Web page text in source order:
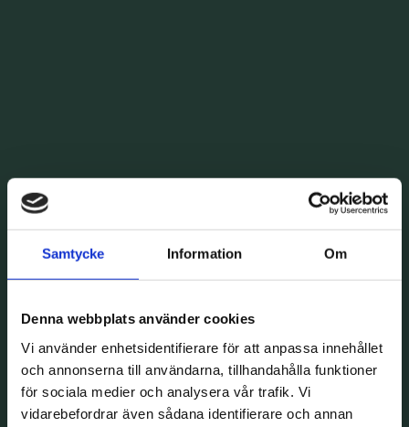
Samtycke Information Om
Denna webbplats använder cookies
Vi använder enhetsidentifierare för att anpassa innehållet
och annonserna till användarna, tillhandahålla funktioner
för sociala medier och analysera vår trafik. Vi
vidarebefordrar även sådana identifierare och annan